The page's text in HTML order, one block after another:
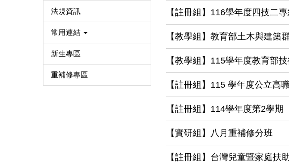
法規資訊
常用連結
新生專區
重補修專區
【註冊組】116學年度四技二
【教學組】教育部土木與建築
【教學組】115學年度教育部
【註冊組】115 學年度公立高
【註冊組】114學年度第2學
【實研組】八月重補修分班
【註冊組】台灣兒童暨家庭扶